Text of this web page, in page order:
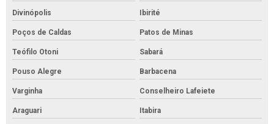
Divinópolis Ibirité
Poços de Caldas Patos de Minas
Teófilo Otoni Sabará
Pouso Alegre Barbacena
Varginha Conselheiro Lafeiete
Araguari Itabira